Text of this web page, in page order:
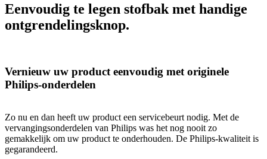
Eenvoudig te legen stofbak met handige
ontgrendelingsknop.
Vernieuw uw product eenvoudig met originele
Philips-onderdelen
Zo nu en dan heeft uw product een servicebeurt nodig. Met de
vervangingsonderdelen van Philips was het nog nooit zo
gemakkelijk om uw product te onderhouden. De Philips-kwaliteit is
gegarandeerd.